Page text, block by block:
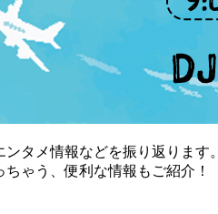
タメ情報などを振り返ります。
ゃう、便利な情報もご紹介！